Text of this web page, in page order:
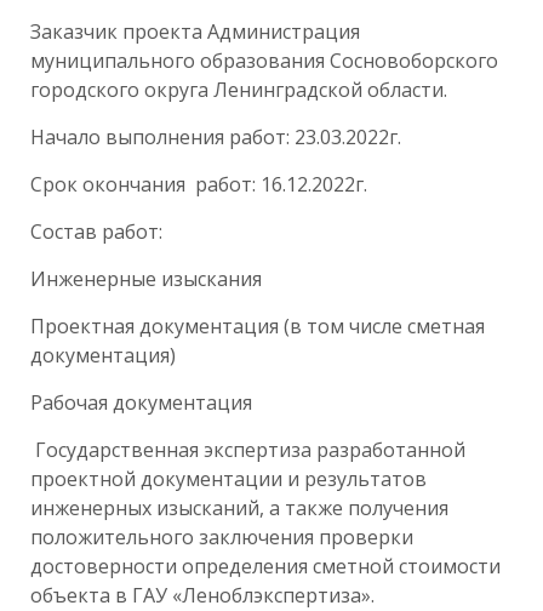
Заказчик проекта Администрация
муниципального образования Сосновоборского
городского округа Ленинградской области.
Начало выполнения работ: 23.03.2022г.
Срок окончания работ: 16.12.2022г.
Состав работ:
Инженерные изыскания
Проектная документация (в том числе сметная
документация)
Рабочая документация
Государственная экспертиза разработанной
проектной документации и результатов
инженерных изысканий, а также получения
положительного заключения проверки
достоверности определения сметной стоимости
объекта в ГАУ «Леноблэкспертиза».